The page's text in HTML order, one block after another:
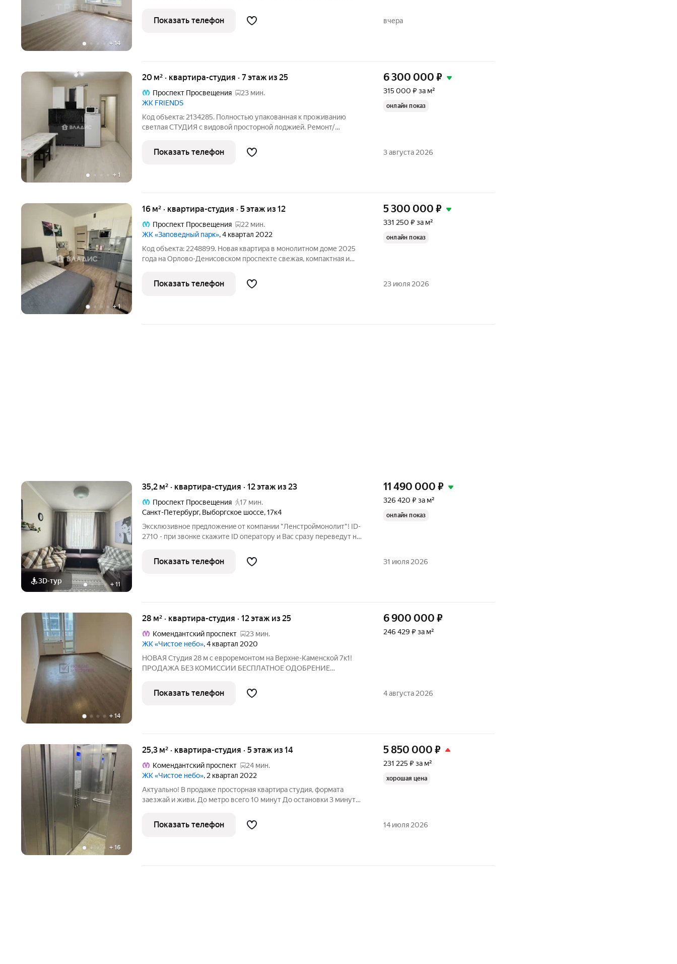
+14
площадью 25,7 кв. м на Орлово-Денисовском проспекте, 19к2.
Квартира
Показать телефон вчера
+ 1
20 м² · квартира-студия · 7 этаж из 25
Проспект Просвещения
23 мин.
ЖК FRIENDS
Код объекта: 2134285. Полностью упакованная к проживанию
светлая СТУДИЯ с видовой просторной лоджией. Ремонт/
прилагаются): отлично сохранившаяся чистовая отделка от
застройщика установлен кухонный
6 300 000 ₽
315 000 ₽ за м²
онлайн показ
Показать телефон 3 августа 2026
+1
16 м² · квартира-студия · 5 этаж из 12
Проспект Просвещения
22 мин.
ЖК «Заповедный парк», 4 квартал 2022
Код объекта: 2248899. Новая квартира в монолитном доме 2025
года на Орлово-Денисовском проспекте свежая, компактная и
ощущение уюта и уличной жизни, а высота потолков 2,7 м
добавляет
5 300 000 ₽
331 250 ₽ за м²
онлайн показ
Показать телефон 23 июля 2026
3D-тур + 11
35,2 м² · квартира-студия · 12 этаж из 23
Проспект Просвещения
17 мин.
Санкт-Петербург, Выборгское шоссе,17к4
Экcклюзивное пpeдлoжeниe от компании "Ленcтрoймонолит"! ID-
2710 - при звонке скажите ID оператору и Вас сразу переведут на
СTABКE 12,25% HA ВЕCЬ CРOK! Квартира свободной планировки
площадью в ЖК
11 490 000 ₽
326 420 ₽ за м²
онлайн показ
Показать телефон 31 июля 2026
+ 14
28 м² · квартира-студия · 12 этаж из 25
Комендантский проспект
23 мин.
ЖК «Чистое небо», 4 квартал 2020
НОВАЯ Студия 28 м с евроремонтом на Верхне-Каменской 7к1!
ПРОДАЖА БЕЗ КОМИССИИ БЕСПЛАТНОЕ ОДОБРЕНИЕ
недвижимости) Идеальная готовая квартира-студия в
6 900 000 ₽
246 429 ₽ за м²
Показать телефон 4 августа 2026
+ 16
25,3 м² · квартира-студия · 5 этаж из 14
Комендантский проспект
24 мин.
ЖК «Чистое небо», 2 квартал 2022
Актуально! В продаже просторная квартира студия, формата
заезжай и живи. До метро всего 10 минут До остановки 3 минуты
место для прогулок и отдыха. В районе огромное количество
повседневной
5 850 000 ₽
231 225 ₽ за м²
хорошая цена
Показать телефон 14 июля 2026